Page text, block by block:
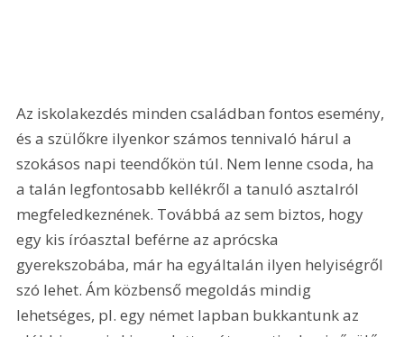
Az iskolakezdés minden családban fontos esemény,
és a szülőkre ilyenkor számos tennivaló hárul a
szokásos napi teendőkön túl. Nem lenne csoda, ha
a talán legfontosabb kellékről a tanuló asztalról
megfeledkeznének. Továbbá az sem biztos, hogy
egy kis íróasztal beférne az aprócska
gyerekszobába, már ha egyáltalán ilyen helyiségről
szó lehet. Ám közbenső megoldás mindig
lehetséges, pl. egy német lapban bukkantunk az